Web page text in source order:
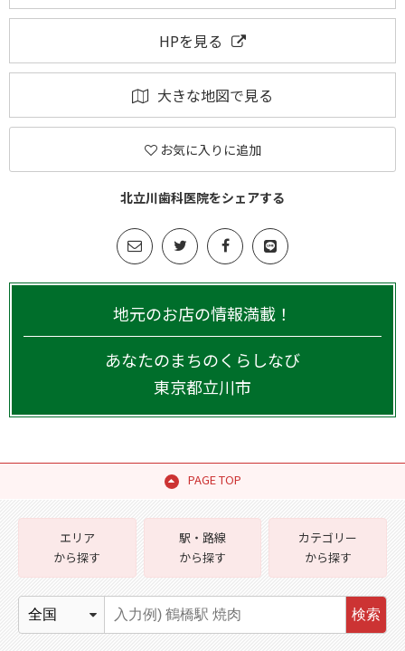
HPを見る
大きな地図で見る
お気に入りに追加
北立川歯科医院をシェアする
地元のお店の情報満載！
あなたのまちのくらしなび
東京都立川市
PAGE TOP
エリア
から探す
駅・路線
から探す
カテゴリー
から探す
検索